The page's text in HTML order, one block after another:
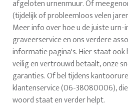
afgeloten urnenmuur. Of
(tijdelijk of probleemloos velen
Meer info over hoe u de juiste
graveerservice en ons verdere
informatie pagina's. Hier staat ook
veilig en vertrouwd betaalt, onze
garanties. Of bel tijdens
klantenservice (06-38080006),
woord staat en verder helpt.